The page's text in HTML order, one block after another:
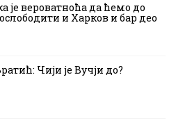
је вероватноћа да ћемо до
ослободити и Харков и бар део
Чији је Вучји до?